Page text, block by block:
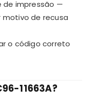
de impressão —
de recusa
o código correto
11663A?